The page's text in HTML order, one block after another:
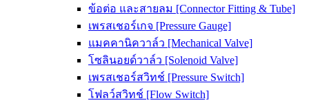
ข้อต่อ และสายลม [Connector Fitting & Tube]
เพรสเชอร์เกจ [Pressure Gauge]
แมคคานิควาล์ว [Mechanical Valve]
โซลินอยด์วาล์ว [Solenoid Valve]
เพรสเชอร์สวิทช์ [Pressure Switch]
โฟลว์สวิทช์ [Flow Switch]